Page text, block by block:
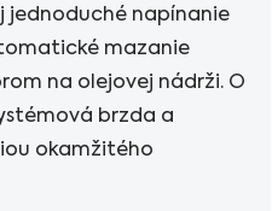
napínanie
mazanie
na olejovej nádrži. O
brzda a
okamžitého